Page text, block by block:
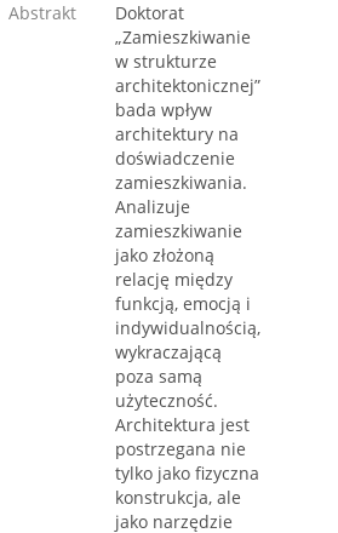
Abstrakt
Doktorat
„Zamieszkiwanie
w strukturze
architektonicznej”
bada wpływ
architektury na
doświadczenie
zamieszkiwania.
Analizuje
zamieszkiwanie
jako złożoną
relację między
funkcją, emocją i
indywidualnością,
wykraczającą
poza samą
użyteczność.
Architektura jest
postrzegana nie
tylko jako fizyczna
konstrukcja, ale
jako narzędzie